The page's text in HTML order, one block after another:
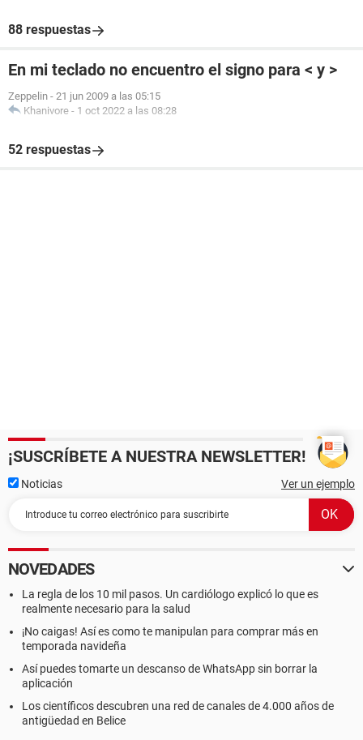
88 respuestas
En mi teclado no encuentro el signo para < y >
Zeppelin - 21 jun 2009 a las 05:15
Khanivore - 1 oct 2022 a las 08:28
52 respuestas
¡SUSCRÍBETE A NUESTRA NEWSLETTER!
Noticias Ver un ejemplo
NOVEDADES
La regla de los 10 mil pasos. Un cardiólogo explicó lo que es
realmente necesario para la salud
¡No caigas! Así es como te manipulan para comprar más en
temporada navideña
Así puedes tomarte un descanso de WhatsApp sin borrar la
aplicación
Los científicos descubren una red de canales de 4.000 años de
antigüedad en Belice